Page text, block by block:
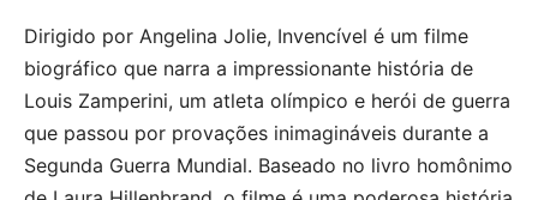
Dirigido por Angelina Jolie, Invencível é um filme
biográfico que narra a impressionante história de
Louis Zamperini, um atleta olímpico e herói de guerra
que passou por provações inimagináveis durante a
Segunda Guerra Mundial. Baseado no livro homônimo